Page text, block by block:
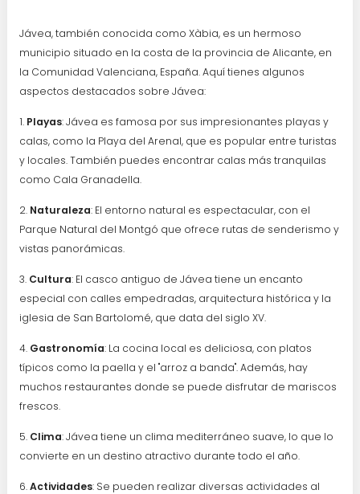
Jávea, también conocida como Xàbia, es un hermoso
municipio situado en la costa de la provincia de Alicante, en
la Comunidad Valenciana, España. Aquí tienes algunos
aspectos destacados sobre Jávea:
1. Playas: Jávea es famosa por sus impresionantes playas y
calas, como la Playa del Arenal, que es popular entre turistas
y locales. También puedes encontrar calas más tranquilas
como Cala Granadella.
2. Naturaleza: El entorno natural es espectacular, con el
Parque Natural del Montgó que ofrece rutas de senderismo y
vistas panorámicas.
3. Cultura: El casco antiguo de Jávea tiene un encanto
especial con calles empedradas, arquitectura histórica y la
iglesia de San Bartolomé, que data del siglo XV.
4. Gastronomía: La cocina local es deliciosa, con platos
típicos como la paella y el "arroz a banda". Además, hay
muchos restaurantes donde se puede disfrutar de mariscos
frescos.
5. Clima: Jávea tiene un clima mediterráneo suave, lo que lo
convierte en un destino atractivo durante todo el año.
6.Actividades: Se pueden realizar diversas actividades al